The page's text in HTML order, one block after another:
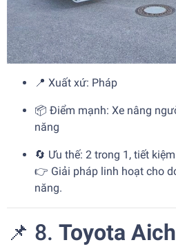
📍 Xuất xứ: Pháp
📦 Điểm mạnh: Xe nâng
năng
🔄 Ưu thế: 2 trong 1, tiết
👉 Giải pháp linh hoạt cho
năng.
📌 8. Toyota